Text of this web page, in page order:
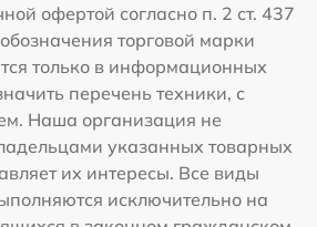
офертой согласно п. 2 ст. 437
торговой марки
только в информационных
перечень техники, с
Наша организация не
указанных товарных
их интересы. Все виды
исключительно на